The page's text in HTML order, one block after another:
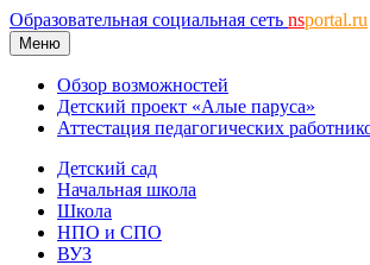
Образовательная социальная сеть nsportal.ru
Меню
Обзор возможностей
Детский проект «Алые паруса»
Аттестация педагогических
Детский сад
Начальная школа
Школа
НПО и СПО
ВУЗ